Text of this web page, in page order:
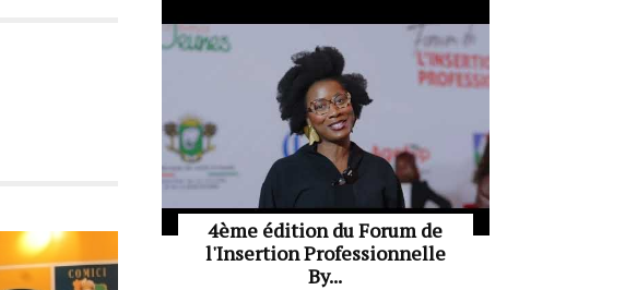
4ème édition du Forum de
l'Insertion Professionnelle
By...